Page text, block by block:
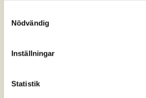
Nödvändig
Inställningar
Statistik
Download
Produktdatablad
Artslister